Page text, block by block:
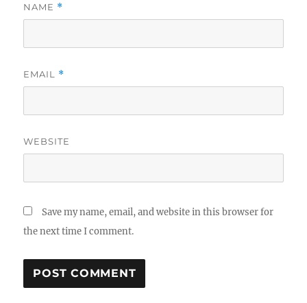
NAME *
EMAIL *
WEBSITE
Save my name, email, and website in this browser for
the next time I comment.